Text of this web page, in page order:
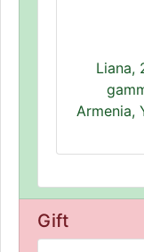
Liana,
Armenia,
Gift